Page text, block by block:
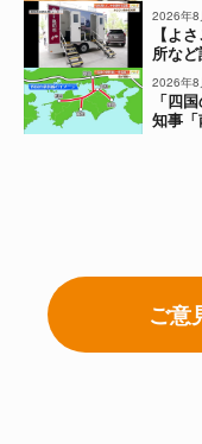
2026年8
【よ
所な
2026年8
「四
知事「
ご意